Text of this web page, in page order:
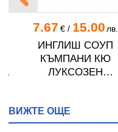
7.67 €/ 15.00 лв.
ИНГЛИШ СОУП
КЪМПАНИ КЮ
ЛУКСОЗЕН
240 г
ВИЖТЕ ОЩЕ